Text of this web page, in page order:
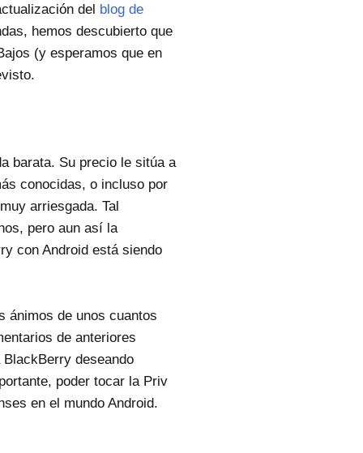
del blog de
hemos descubierto que
(y esperamos que en
barata. Su precio le sitúa a
conocidas, o incluso por
arriesgada. Tal
pero aun así la
con Android está siendo
ánimos de unos cuantos
de anteriores
deseando
poder tocar la Priv
en el mundo Android.